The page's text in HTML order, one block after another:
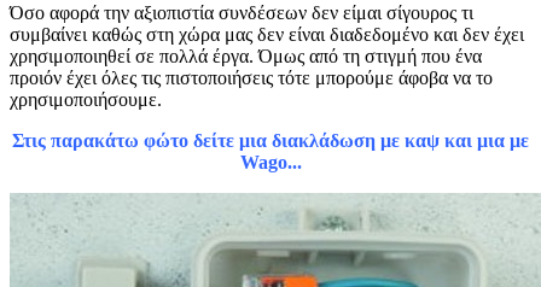
Όσο αφορά την αξιοπιστία συνδέσεων δεν είμαι σίγουρος τι
συμβαίνει καθώς στη χώρα μας δεν είναι διαδεδομένο και δεν έχει
χρησιμοποιηθεί σε πολλά έργα. Όμως από τη στιγμή που ένα
προιόν έχει όλες τις πιστοποιήσεις τότε μπορούμε άφοβα να το
χρησιμοποιήσουμε.
Στις παρακάτω φώτο δείτε μια διακλάδωση με καψ και μια με
Wago...